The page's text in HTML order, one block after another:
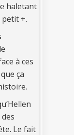
haletant
+.
à ces
ça
Le fait